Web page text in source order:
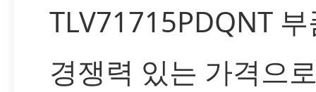
TLV71715PDQNT
경쟁력 있는 가격으